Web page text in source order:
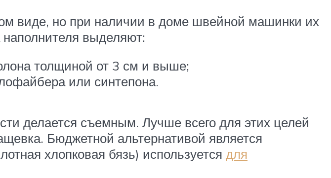
виде, но при наличии в доме швейной машинки их
выделяют:
толщиной от 3 см и выше;
или синтепона.
делается съемным. Лучше всего для этих целей
Бюджетной альтернативой является
хлопковая бязь) используется для